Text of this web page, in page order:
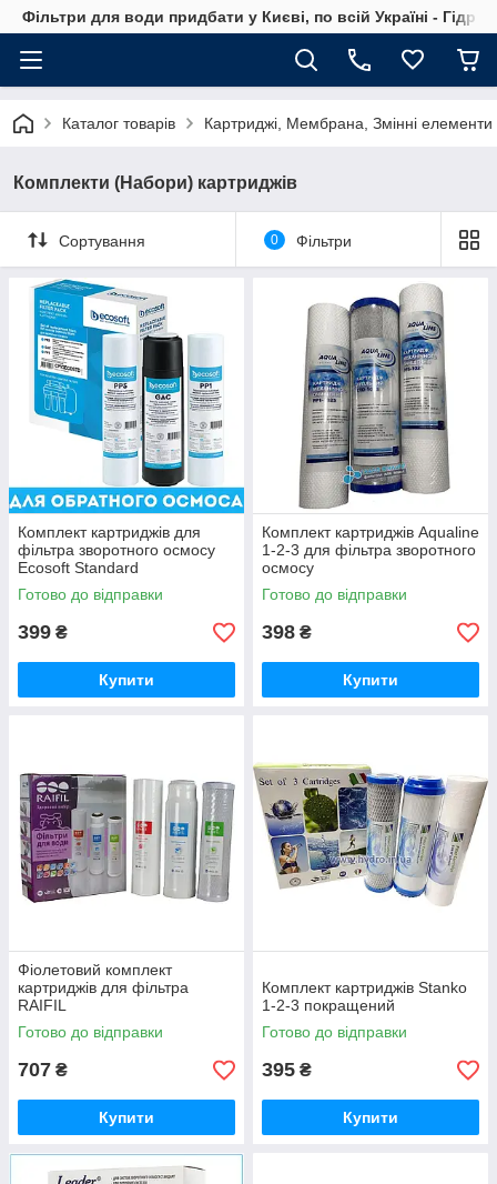
Фільтри для води придбати у Києві, по всій Україні - Гідро-
Каталог товарів Картриджі, Мембрана, Змінні елементи
Комплекти (Набори) картриджів
Сортування 0 Фільтри
Комплект картриджів для
фільтра зворотного осмосу
Ecosoft Standard
CPV3ECOSTD
Готово до відправки
399 ₴
Купити
Комплект картриджів Aqualine
1-2-3 для фільтра зворотного
осмосу
Готово до відправки
398 ₴
Купити
Фіолетовий комплект
картриджів для фільтра
RAIFIL
Готово до відправки
707 ₴
Купити
Комплект картриджів Stanko
1-2-3 покращений
Готово до відправки
395 ₴
Купити